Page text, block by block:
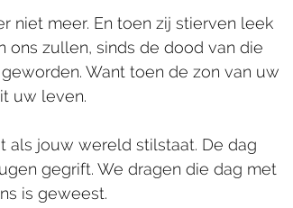
niet meer. En toen zij stierven leek
ons zullen, sinds de dood van die
Want toen de zon van uw
uw leven.
als jouw wereld stilstaat. De dag
gegrift. We dragen die dag met
is geweest.